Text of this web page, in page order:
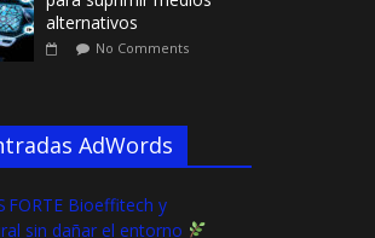
alternativos
No Comments
AdWords
FORTE Bioeffitech y
sin dañar el entorno